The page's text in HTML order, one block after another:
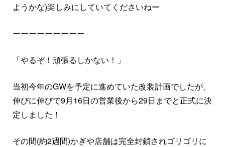
ようかな)楽しみにしていてくださいねー
ーーーーーーーーー
「やるぞ！頑張るしかない！」
当初今年のGWを予定に進めていた改装計画でしたが、
伸びに伸びて9月16日の営業後から29日までと正式に決
定しました！
その間(約2週間)かぎや店舗は完全封鎖されゴリゴリに